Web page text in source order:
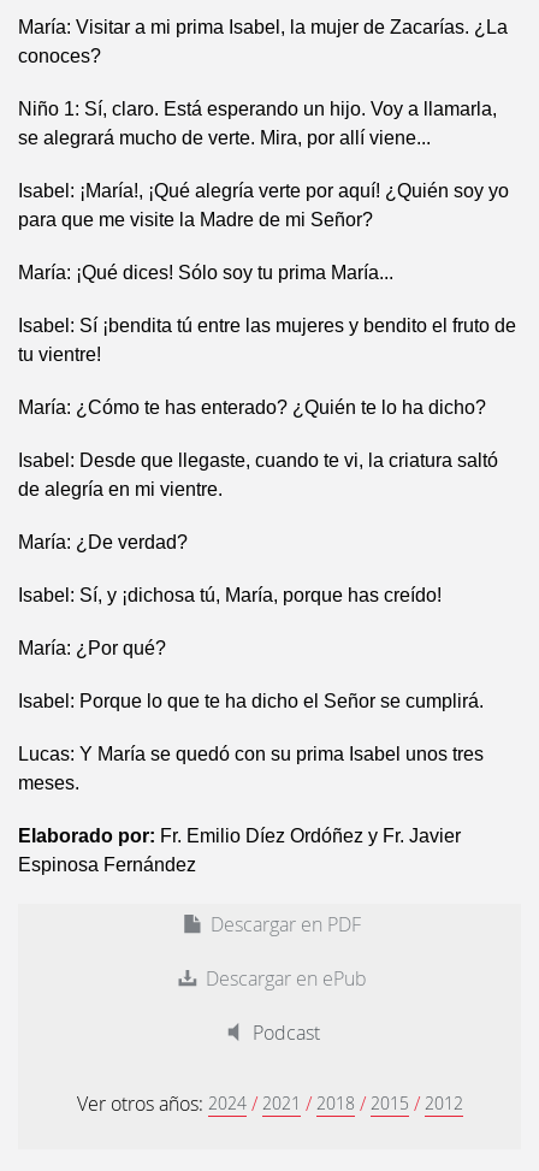
María: Visitar a mi prima Isabel, la mujer de Zacarías. ¿La
conoces?
Niño 1: Sí, claro. Está esperando un hijo. Voy a llamarla,
se alegrará mucho de verte. Mira, por allí viene...
Isabel: ¡María!, ¡Qué alegría verte por aquí! ¿Quién soy yo
para que me visite la Madre de mi Señor?
María: ¡Qué dices! Sólo soy tu prima María...
Isabel: Sí ¡bendita tú entre las mujeres y bendito el fruto de
tu vientre!
María: ¿Cómo te has enterado? ¿Quién te lo ha dicho?
Isabel: Desde que llegaste, cuando te vi, la criatura saltó
de alegría en mi vientre.
María: ¿De verdad?
Isabel: Sí, y ¡dichosa tú, María, porque has creído!
María: ¿Por qué?
Isabel: Porque lo que te ha dicho el Señor se cumplirá.
Lucas: Y María se quedó con su prima Isabel unos tres
meses.
Elaborado por: Fr. Emilio Díez Ordóñez y Fr. Javier
Espinosa Fernández
Descargar en PDF
Descargar en ePub
Podcast
Ver otros años: 2024 / 2021 / 2018 / 2015 / 2012